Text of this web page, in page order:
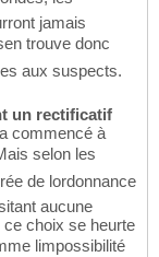
jamais
trouve donc
aux suspects.
un rectificatif
commencé à
selon les
de lordonnance
aucune
ce choix se heurte
limpossibilité